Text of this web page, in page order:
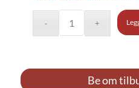
Be om